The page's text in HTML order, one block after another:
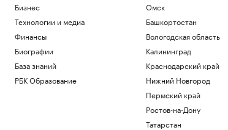
Недвижимость
Пашинян заявил о понимании
невозможности членства сразу в ЕС и
ЕАЭС
Политика
Иран предложил запретить проход
судов США через Ормузский пролив
Корпоративный налог в ОАЭ: как не
повторить фатальные ошибки 2025
Бизнес
Технологии и медиа
Финансы
Биографии
База знаний
РБК Образование
Омск
Башкортостан
Вологодская область
Калининград
Краснодарский край
Нижний Новгород
Пермский край
Ростов-на-Дону
Татарстан